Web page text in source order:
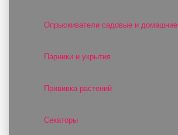
Опрыскиватели садовые и домашние
Парники и укрытия
Прививка растений
Секаторы